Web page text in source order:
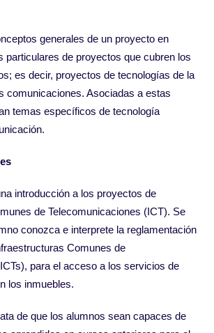
generales de un proyecto en
particulares de proyectos que cubren los
es decir, proyectos de tecnologías de la
comunicaciones. Asociadas a estas
temas específicos de tecnología
introducción a los proyectos de
de Telecomunicaciones (ICT). Se
conozca e interprete la reglamentación
Comunes de
para el acceso a los servicios de
los inmuebles.
de que los alumnos sean capaces de